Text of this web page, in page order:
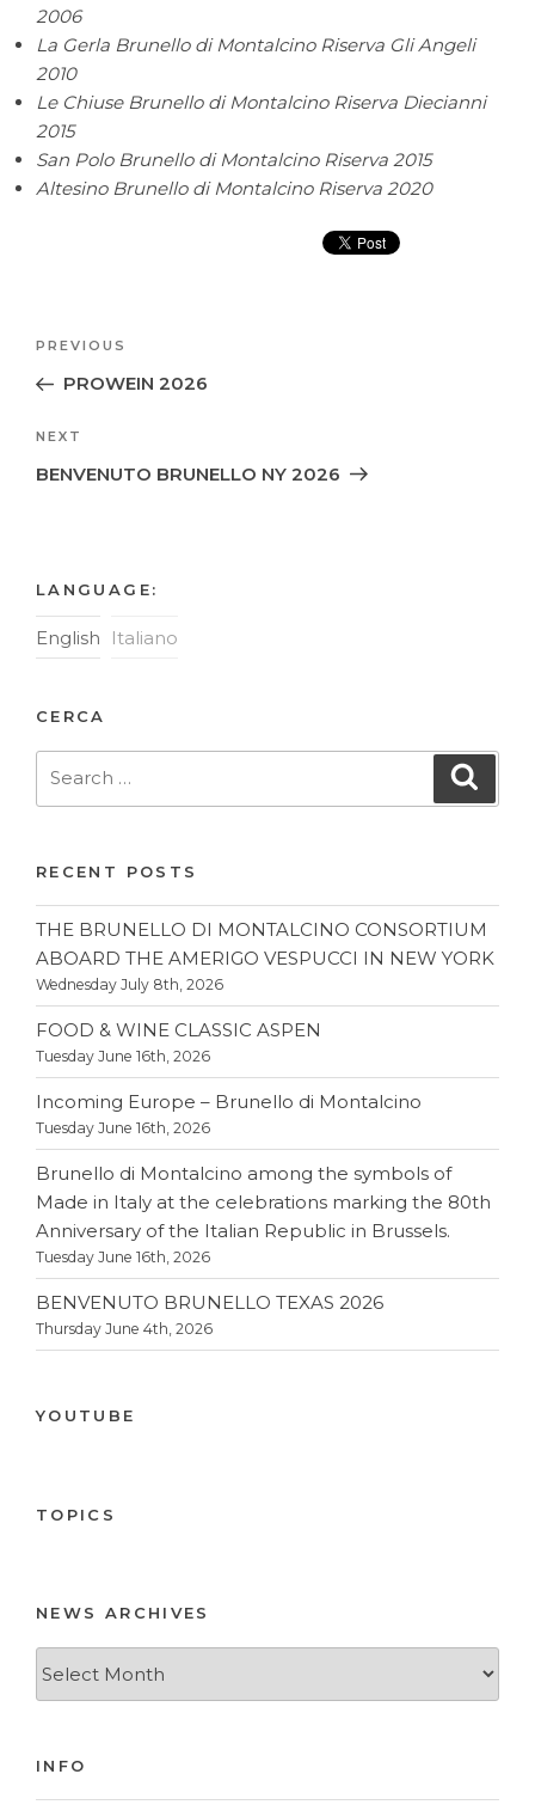
2006
La Gerla Brunello di Montalcino Riserva Gli Angeli
2010
Le Chiuse Brunello di Montalcino Riserva Diecianni
2015
San Polo Brunello di Montalcino Riserva 2015
Altesino Brunello di Montalcino Riserva 2020
Post
Previous
Post
PREVIOUS
PROWEIN 2026
Next
Post
NEXT
BENVENUTO BRUNELLO NY 2026
LANGUAGE:
English Italiano
CERCA
RECENT POSTS
THE BRUNELLO DI MONTALCINO CONSORTIUM
ABOARD THE AMERIGO VESPUCCI IN NEW YORK
Wednesday July 8th, 2026
FOOD & WINE CLASSIC ASPEN
Tuesday June 16th, 2026
Incoming Europe – Brunello di Montalcino
Tuesday June 16th, 2026
Brunello di Montalcino among the symbols of
Made in Italy at the celebrations marking the 80th
Anniversary of the Italian Republic in Brussels.
Tuesday June 16th, 2026
BENVENUTO BRUNELLO TEXAS 2026
Thursday June 4th, 2026
YOUTUBE
TOPICS
NEWS ARCHIVES
INFO